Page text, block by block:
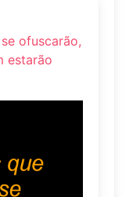
ofuscarão,
estarão